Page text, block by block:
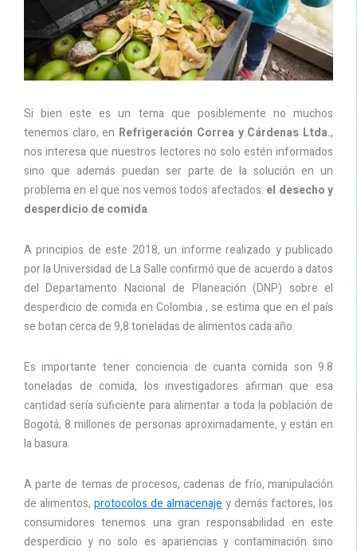
Si bien este es un tema que posiblemente no muchos
tenemos claro, en Refrigeración Correa y Cárdenas Ltda.,
nos interesa que nuestros lectores no solo estén informados
sino que además puedan ser parte de la solución en un
problema en el que nos vemos todos afectados: el desecho y
desperdicio de comida.
A principios de este 2018, un informe realizado y publicado
por la Universidad de La Salle confirmó que de acuerdo a datos
del Departamento Nacional de Planeación (DNP) sobre el
desperdicio de comida en Colombia , se estima que en el país
se botan cerca de 9,8 toneladas de alimentos cada año.
Es importante tener conciencia de cuanta comida son 9.8
toneladas de comida, los investigadores afirman que esa
cantidad sería suficiente para alimentar a toda la población de
Bogotá, 8 millones de personas aproximadamente, y están en
la basura.
A parte de temas de procesos, cadenas de frío, manipulación
de alimentos, protocolos de almacenaje y demás factores, los
consumidores tenemos una gran responsabilidad en este
desperdicio y no solo es apariencias y contaminación sino